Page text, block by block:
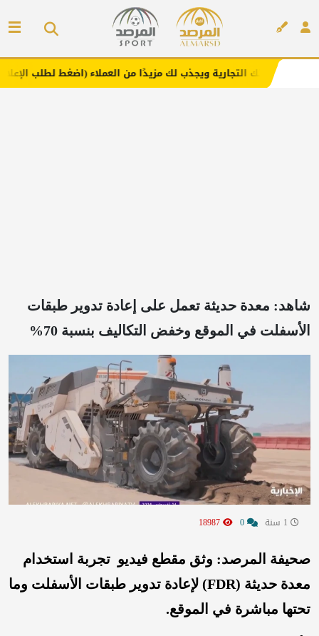
ويجذب لك مزيدًا من العملاء (اضغط لطلب الإعلان)
شاهد: معدة حديثة تعمل على إعادة تدوير طبقات
الأسفلت في الموقع وخفض التكاليف بنسبة 70%
صحيفة المرصد: وثق مقطع فيديو تجربة استخدام
معدة حديثة (FDR) لإعادة تدوير طبقات الأسفلت وما
تحتها مباشرة في الموقع.